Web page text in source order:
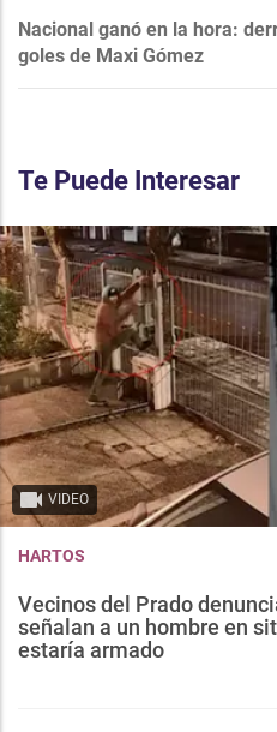
Nacional ganó en la hora:
goles de Maxi Gómez
Te Puede Interesar
VIDEO
HARTOS
Vecinos del Prado
señalan a un hombre en
estaría armado